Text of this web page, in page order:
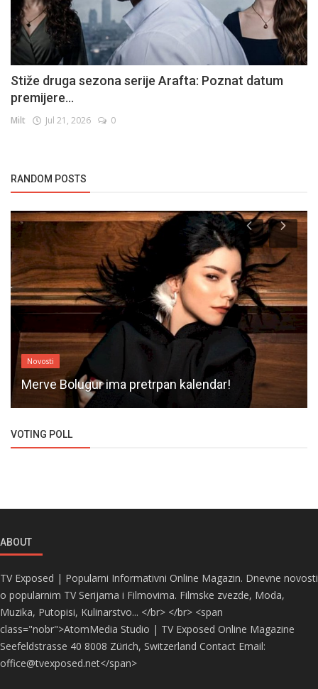
Stiže druga sezona serije Arafta: Poznat datum
premijere...
Milt Jul 21, 2026 0
RANDOM POSTS
Novosti
Merve Bolugur ima pretrpan kalendar!
VOTING POLL
ABOUT
TV Exposed | Popularni Informativni Online Magazin. Dnevne novosti
o popularnim TV Serijama i Filmovima. Filmske zvezde, Moda,
Muzika, Putopisi, Kulinarstvo... </br> </br> <span
class="nobr">AtomMedia Studio | TV Exposed Online Magazine
Seefeldstrasse 40 8008 Zürich, Switzerland Contact Email:
office@tvexposed.net</span>